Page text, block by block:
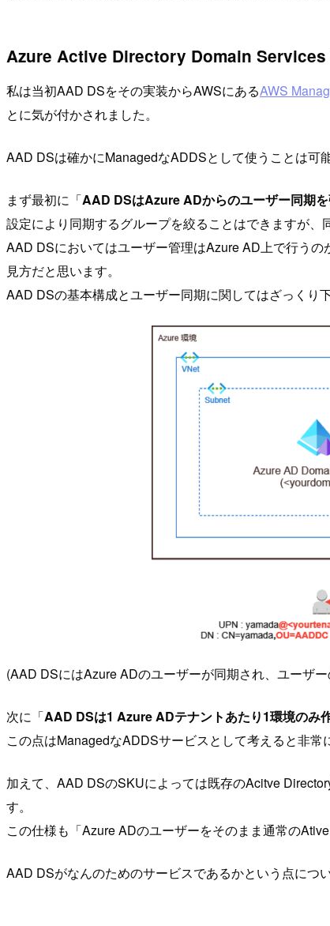
Azure Active Directory Domain Services
私は当初AAD DSをその実装からAWSにあるAWS
とに気が付かされました。
AAD DSは確かにManagedなADDSとして使うことは可
まず最初に「AAD DSはAzure ADからのユーザー同期
設定により同期するグループを絞ることはできますが、
AAD DSにおいてはユーザー管理はAzure AD上で行う
見方だと思います。
AAD DSの基本構成とユーザー同期に関してはざっくり
(AAD DSにはAzure ADのユーザーが同期され、ユーザ
次に「AAD DSは1 Azure ADテナントあたり1環境のみ
この点はManagedなADDSサービスとして考えると非
加えて、AAD DSのSKUによっては既存のAcitve
す。
この仕様も「Azure ADのユーザーをそのまま通常の
AAD DSがなんのためのサービスであるかという点につ